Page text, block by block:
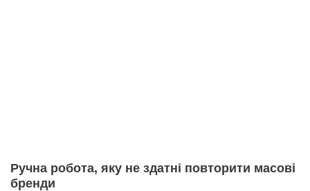
Ручна робота, яку не здатні повторити масові
бренди